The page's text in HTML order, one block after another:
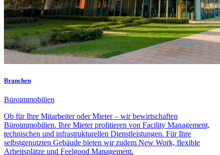
Branchen
Büroimmobilien
Ob für Ihre Mitarbeiter oder Mieter – wir bewirtschaften
Büroimmobilien. Ihre Mieter profitieren von Facility Management,
technischen und infrastrukturellen Dienstleistungen. Für Ihre
selbstgenutzten Gebäude bieten wir zudem New Work, flexible
Arbeitsplätze und Feelgood Management.